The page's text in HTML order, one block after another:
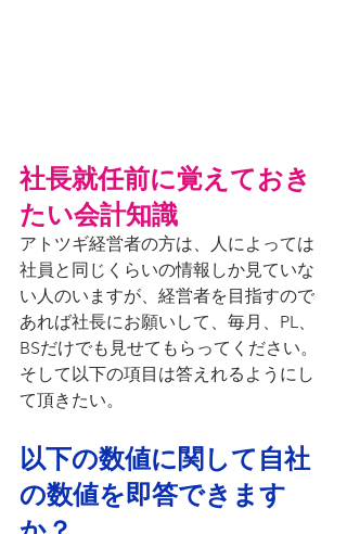
社長就任前に覚えておき
たい会計知識
アトツギ経営者の方は、人によっては
社員と同じくらいの情報しか見ていな
い人のいますが、経営者を目指すので
あれば社長にお願いして、毎月、PL、
BSだけでも見せてもらってください。
そして以下の項目は答えれるようにし
て頂きたい。
以下の数値に関して自社
の数値を即答できます